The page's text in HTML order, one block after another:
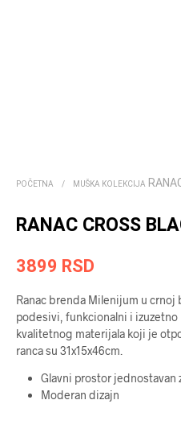
POČETNA / MUŠKA KOLEKCIJA
RANAC CROSS
3899 RSD
Ranac brenda Milenijum u crnoj
podesivi, funkcionalni i izuzetno
kvalitetnog materijala koji je
ranca su 31x15x46cm.
Glavni prostor jednostavan
Moderan dizajn